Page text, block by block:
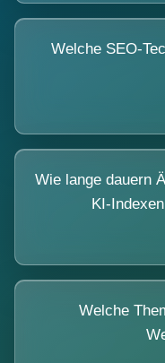
Welche SEO-
Wie lange dauern
KI-
Welche